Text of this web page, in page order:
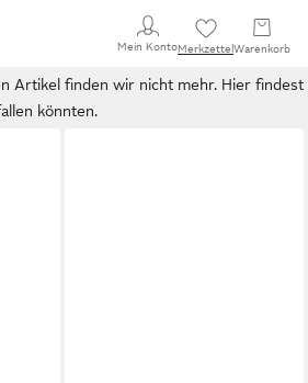
Mein KontoMerkzettel Warenkorb
Artikel finden wir nicht mehr. Hier findest
könnten.